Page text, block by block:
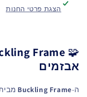
הצגת פרטי החנות
🧩
אבזמים
ה-Buckling Frame